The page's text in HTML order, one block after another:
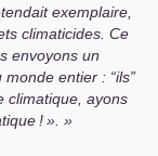
exemplaire,
climaticides. Ce
envoyons un
entier : “ils”
climatique, ayons
!».